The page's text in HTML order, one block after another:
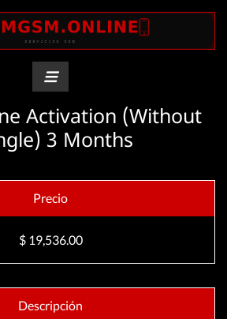
Activation (Without
3 Months
Precio
$ 19,536.00
Descripción